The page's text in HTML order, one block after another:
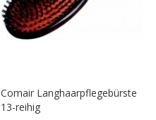
Comair Langhaarpflegebürste
13-reihig